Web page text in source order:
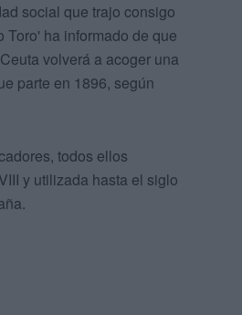
social que trajo consigo
ha informado de que
volverá a acoger una
parte en 1896, según
todos ellos
y utilizada hasta el siglo